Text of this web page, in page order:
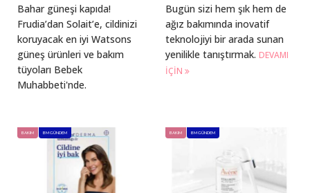
Bahar güneşi kapıda!
Frudia’dan Solait’e, cildinizi
koruyacak en iyi Watsons
güneş ürünleri ve bakım
tüyoları Bebek
Muhabbeti'nde.
Bugün sizi hem şık hem de
ağız bakımında inovatif
teknolojiyi bir arada sunan
yenilikle tanıştırmak. DEVAMI
IÇIN
BAKIM BM GÜNDEM BAKIM BM GÜNDEM